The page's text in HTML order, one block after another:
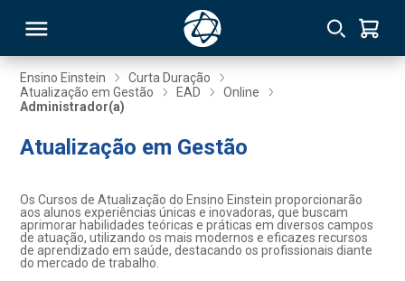
Ensino Einstein
Curta Duração
Atualização em Gestão
EAD
Online
Administrador(a)
Atualização em Gestão
Os Cursos de Atualização do Ensino Einstein proporcionarão
aos alunos experiências únicas e inovadoras, que buscam
aprimorar habilidades teóricas e práticas em diversos campos
de atuação, utilizando os mais modernos e eficazes recursos
de aprendizado em saúde, destacando os profissionais diante
do mercado de trabalho.